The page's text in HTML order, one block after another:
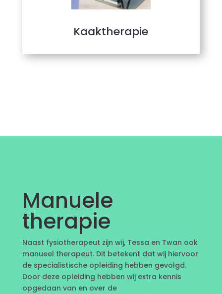
Kaaktherapie
Manuele
therapie
Naast fysiotherapeut zijn wij, Tessa en Twan ook
manueel therapeut. Dit betekent dat wij hiervoor
de specialistische opleiding hebben gevolgd.
Door deze opleiding hebben wij extra kennis
opgedaan van en over de